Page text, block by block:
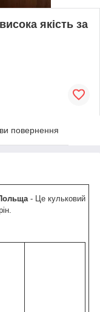
якість за
повернення
- Це кульковий